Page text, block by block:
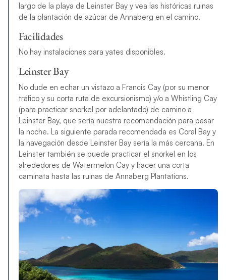
largo de la playa de Leinster Bay y vea las históricas ruinas
de la plantación de azúcar de Annaberg en el camino.
Facilidades
No hay instalaciones para yates disponibles.
Leinster Bay
No dude en echar un vistazo a Francis Cay (por su menor
tráfico y su corta ruta de excursionismo) y/o a Whistling Cay
(para practicar snorkel por adelantado) de camino a
Leinster Bay, que sería nuestra recomendación para pasar
la noche. La siguiente parada recomendada es Coral Bay y
la navegación desde Leinster Bay sería la más cercana. En
Leinster también se puede practicar el snorkel en los
alrededores de Watermelon Cay y hacer una corta
caminata hasta las ruinas de Annaberg Plantations.